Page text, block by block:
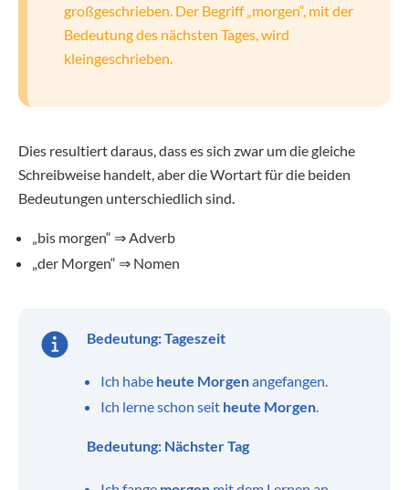
großgeschrieben. Der Begriff „morgen“, mit der
Bedeutung des nächsten Tages, wird
kleingeschrieben.
Dies resultiert daraus, dass es sich zwar um die gleiche
Schreibweise handelt, aber die Wortart für die beiden
Bedeutungen unterschiedlich sind.
„bis morgen“ ⇒ Adverb
„der Morgen“ ⇒ Nomen
Bedeutung: Tageszeit
Ich habe heute Morgenangefangen.
Ich lerne schon seit heute Morgen.
Bedeutung: Nächster Tag